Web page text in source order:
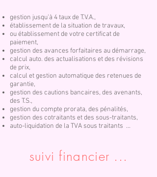
gestion jusqu'à 4 taux de T.V.A.,
établissement de la situation de travaux,
ouétablissement de votre certificat de
paiement,
gestion des avances forfaitaires au démarrage,
calcul auto. des actualisations et des révisions
de prix,
calcul et gestion automatique des retenues de
garantie,
gestion des cautions bancaires, des avenants,
des T.S.,
gestion du compte prorata, des pénalités,
gestion des cotraitants et des sous-traitants,
auto-liquidation de la TVA sous traitants ...
suivi financier ...